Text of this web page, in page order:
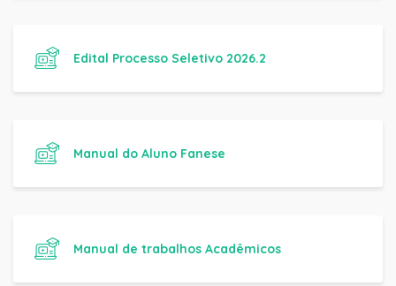
Edital Processo Seletivo 2026.2
Manual do Aluno Fanese
Manual de trabalhos Acadêmicos